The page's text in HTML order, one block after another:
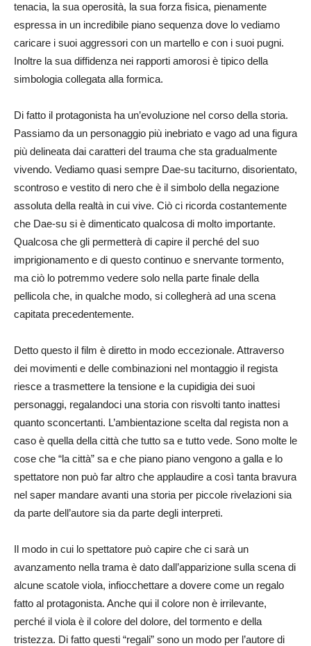
tenacia, la sua operosità, la sua forza fisica, pienamente
espressa in un incredibile piano sequenza dove lo vediamo
caricare i suoi aggressori con un martello e con i suoi pugni.
Inoltre la sua diffidenza nei rapporti amorosi è tipico della
simbologia collegata alla formica.
Di fatto il protagonista ha un’evoluzione nel corso della storia.
Passiamo da un personaggio più inebriato e vago ad una figura
più delineata dai caratteri del trauma che sta gradualmente
vivendo. Vediamo quasi sempre Dae-su taciturno, disorientato,
scontroso e vestito di nero che è il simbolo della negazione
assoluta della realtà in cui vive. Ciò ci ricorda costantemente
che Dae-su si è dimenticato qualcosa di molto importante.
Qualcosa che gli permetterà di capire il perché del suo
imprigionamento e di questo continuo e snervante tormento,
ma ciò lo potremmo vedere solo nella parte finale della
pellicola che, in qualche modo, si collegherà ad una scena
capitata precedentemente.
Detto questo il film è diretto in modo eccezionale. Attraverso
dei movimenti e delle combinazioni nel montaggio il regista
riesce a trasmettere la tensione e la cupidigia dei suoi
personaggi, regalandoci una storia con risvolti tanto inattesi
quanto sconcertanti. L’ambientazione scelta dal regista non a
caso è quella della città che tutto sa e tutto vede. Sono molte le
cose che “la città” sa e che piano piano vengono a galla e lo
spettatore non può far altro che applaudire a così tanta bravura
nel saper mandare avanti una storia per piccole rivelazioni sia
da parte dell’autore sia da parte degli interpreti.
Il modo in cui lo spettatore può capire che ci sarà un
avanzamento nella trama è dato dall’apparizione sulla scena di
alcune scatole viola, infiocchettare a dovere come un regalo
fatto al protagonista. Anche qui il colore non è irrilevante,
perché il viola è il colore del dolore, del tormento e della
tristezza. Di fatto questi “regali” sono un modo per l’autore di